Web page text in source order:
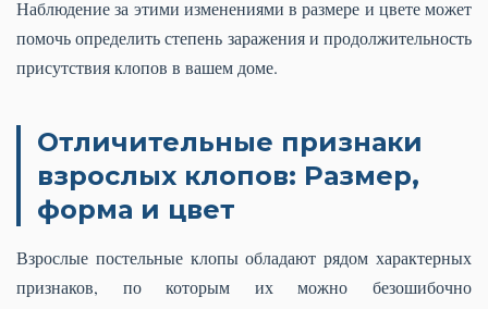
Наблюдение за этими изменениями в размере и цвете может
помочь определить степень заражения и продолжительность
присутствия клопов в вашем доме.
Отличительные признаки
взрослых клопов: Размер,
форма и цвет
Взрослые постельные клопы обладают рядом характерных
признаков, по которым их можно безошибочно